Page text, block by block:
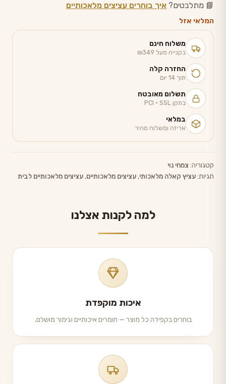
📘 מתלבטים? איך בוחרים עציצים מלאכותיים
המלאי אזל
משלוח חינם
בקנייה מעל ₪349
החזרה קלה
תוך 14 יום
תשלום מאובטח
בתקן PCI · SSL
במלאי
אריזה ומשלוח מהיר
קטגוריה: צמחי נוי
תגיות:עציץ קאלה מלאכותי, עציצים מלאכותיים, עציצים מלאכותיים לבית
למה לקנות אצלנו
איכות מוקפדת
בוחרים בקפידה כל מוצר — חומרים איכותיים וגימור מושלם.